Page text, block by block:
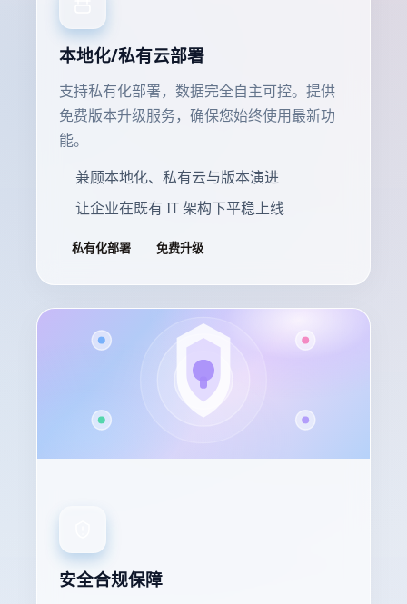
本地化/私有云部署
支持私有化部署，数据完全自主可控。提供
免费版本升级服务，确保您始终使用最新功
能。
兼顾本地化、私有云与版本演进
让企业在既有 IT 架构下平稳上线
私有化部署 免费升级
安全合规保障